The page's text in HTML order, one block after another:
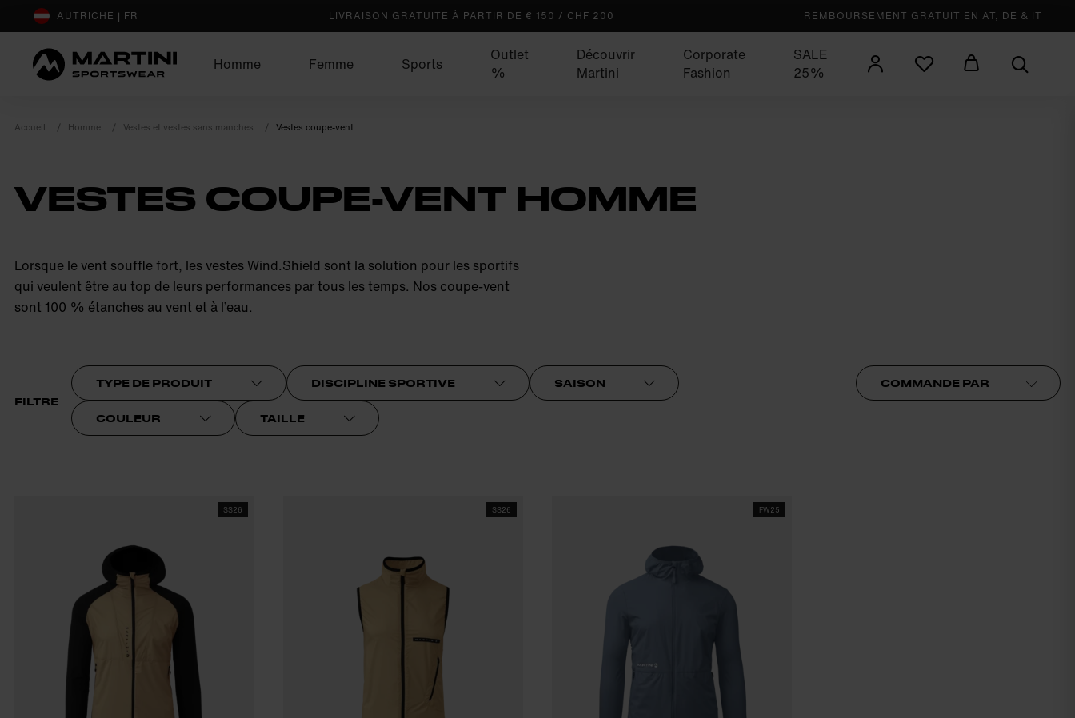
sr.Table Of ContentAUTRICHE | FR LIVRAISON GRATUITE À PARTIR DE € 150 / CHF 200 REMBOURSEMENT GRATUIT EN AT, DE & IT
Homme Femme Sports
Outlet
%
Découvrir
Martini
Corporate
Fashion
SALE
25%
Accueil Homme Vestes et vestes sans manches Vestes coupe-vent
VESTES COUPE-VENT HOMME
Lorsque le vent souffle fort, les vestes Wind.Shield sont la solution pour les sportifs
qui veulent être au top de leurs performances par tous les temps. Nos coupe-vent
sont 100 % étanches au vent et à l’eau.
FILTRE
TYPE DE PRODUIT DISCIPLINE SPORTIVE SAISON
COULEUR TAILLE
Commande par
SS26 SS26 FW25